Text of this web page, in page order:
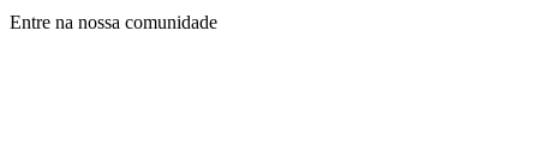
Entre na nossa comunidade